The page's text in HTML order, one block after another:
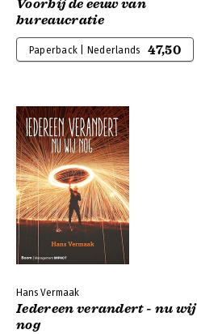
Voorbij de eeuw van
bureaucratie
Paperback | Nederlands 47,50
Hans Vermaak
Iedereen verandert - nu wij
nog